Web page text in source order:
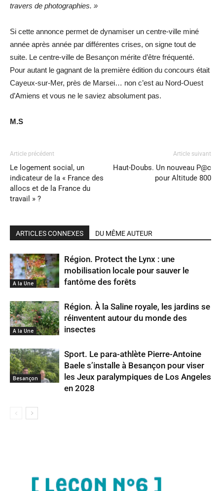
travers de photographies. »
Si cette annonce permet de dynamiser un centre-ville miné
année après année par différentes crises, on signe tout de
suite. Le centre-ville de Besançon mérite d’être fréquenté.
Pour autant le gagnant de la première édition du concours était
Cayeux-sur-Mer, près de Marsei… non c’est au Nord-Ouest
d’Amiens et vous ne le saviez absolument pas.
M.S
Article précédent
Le logement social, un
indicateur de la « France des
allocs et de la France du
travail » ?
Article suivant
Haut-Doubs. Un nouveau P@c
pour Altitude 800
ARTICLES CONNEXES DU MÊME AUTEUR
A la Une
Région. Protect the Lynx : une
mobilisation locale pour sauver le
fantôme des forêts
A la Une
Région. À la Saline royale, les jardins se
réinventent autour du monde des
insectes
Besançon
Sport. Le para-athlète Pierre-Antoine
Baele s’installe à Besançon pour viser
les Jeux paralympiques de Los Angeles
en 2028